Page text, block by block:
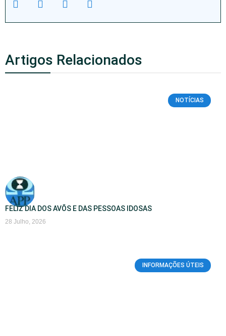
Artigos Relacionados
NOTÍCIAS
FELIZ DIA DOS AVÕS E DAS PESSOAS IDOSAS
28 Julho, 2026
INFORMAÇÕES ÚTEIS